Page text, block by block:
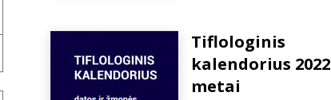
Tiflologinis
kalendorius 2022
metai